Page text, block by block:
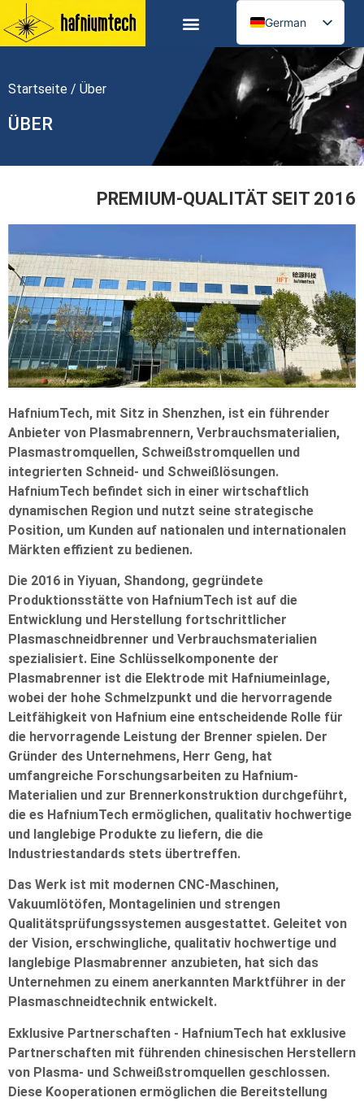
German
English
Russian
Spanish
Arabic
Portuguese
Italian
Startseite / Über
ÜBER
PREMIUM-QUALITÄT SEIT 2016
HafniumTech, mit Sitz in Shenzhen, ist ein führender
Anbieter von Plasmabrennern, Verbrauchsmaterialien,
Plasmastromquellen, Schweißstromquellen und
integrierten Schneid- und Schweißlösungen.
HafniumTech befindet sich in einer wirtschaftlich
dynamischen Region und nutzt seine strategische
Position, um Kunden auf nationalen und internationalen
Märkten effizient zu bedienen.
Die 2016 in Yiyuan, Shandong, gegründete
Produktionsstätte von HafniumTech ist auf die
Entwicklung und Herstellung fortschrittlicher
Plasmaschneidbrenner und Verbrauchsmaterialien
spezialisiert. Eine Schlüsselkomponente der
Plasmabrenner ist die Elektrode mit Hafniumeinlage,
wobei der hohe Schmelzpunkt und die hervorragende
Leitfähigkeit von Hafnium eine entscheidende Rolle für
die hervorragende Leistung der Brenner spielen. Der
Gründer des Unternehmens, Herr Geng, hat
umfangreiche Forschungsarbeiten zu Hafnium-
Materialien und zur Brennerkonstruktion durchgeführt,
die es HafniumTech ermöglichen, qualitativ hochwertige
und langlebige Produkte zu liefern, die die
Industriestandards stets übertreffen.
Das Werk ist mit modernen CNC-Maschinen,
Vakuumlötöfen, Montagelinien und strengen
Qualitätsprüfungssystemen ausgestattet. Geleitet von
der Vision, erschwingliche, qualitativ hochwertige und
langlebige Plasmabrenner anzubieten, hat sich das
Unternehmen zu einem anerkannten Marktführer in der
Plasmaschneidtechnik entwickelt.
Exklusive Partnerschaften - HafniumTech hat exklusive
Partnerschaften mit führenden chinesischen Herstellern
von Plasma- und Schweißstromquellen geschlossen.
Diese Kooperationen ermöglichen die Bereitstellung